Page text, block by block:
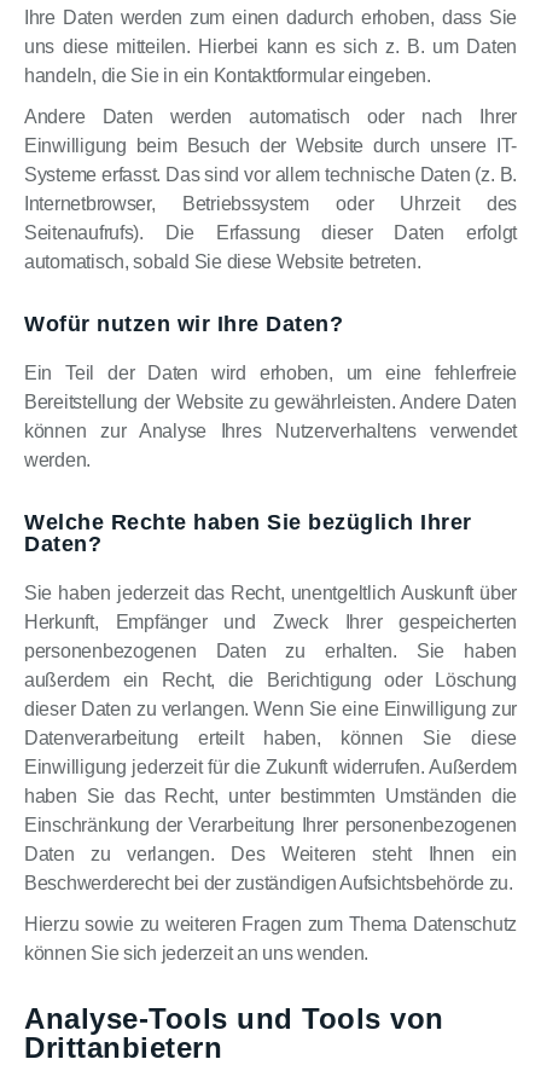
Ihre Daten werden zum einen dadurch erhoben, dass Sie
uns diese mitteilen. Hierbei kann es sich z. B. um Daten
handeln, die Sie in ein Kontaktformular eingeben.
Andere Daten werden automatisch oder nach Ihrer
Einwilligung beim Besuch der Website durch unsere IT-
Systeme erfasst. Das sind vor allem technische Daten (z. B.
Internetbrowser, Betriebssystem oder Uhrzeit des
Seitenaufrufs). Die Erfassung dieser Daten erfolgt
automatisch, sobald Sie diese Website betreten.
Wofür nutzen wir Ihre Daten?
Ein Teil der Daten wird erhoben, um eine fehlerfreie
Bereitstellung der Website zu gewährleisten. Andere Daten
können zur Analyse Ihres Nutzerverhaltens verwendet
werden.
Welche Rechte haben Sie bezüglich Ihrer
Daten?
Sie haben jederzeit das Recht, unentgeltlich Auskunft über
Herkunft, Empfänger und Zweck Ihrer gespeicherten
personenbezogenen Daten zu erhalten. Sie haben
außerdem ein Recht, die Berichtigung oder Löschung
dieser Daten zu verlangen. Wenn Sie eine Einwilligung zur
Datenverarbeitung erteilt haben, können Sie diese
Einwilligung jederzeit für die Zukunft widerrufen. Außerdem
haben Sie das Recht, unter bestimmten Umständen die
Einschränkung der Verarbeitung Ihrer personenbezogenen
Daten zu verlangen. Des Weiteren steht Ihnen ein
Beschwerderecht bei der zuständigen Aufsichtsbehörde zu.
Hierzu sowie zu weiteren Fragen zum Thema Datenschutz
können Sie sich jederzeit an uns wenden.
Analyse-Tools und Tools von
Dritt­anbietern